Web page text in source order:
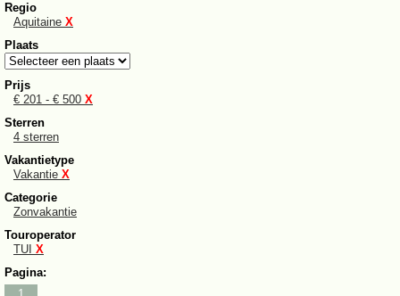
Regio
Aquitaine X
Plaats
Prijs
€ 201 - € 500 X
Sterren
4 sterren
Vakantietype
Vakantie X
Categorie
Zonvakantie
Touroperator
TUI X
Pagina: